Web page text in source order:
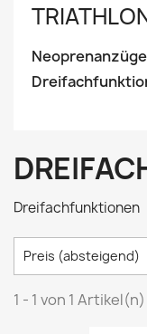
Neoprenanzüge
Dreifachfunktionen
Preis (absteigend)
1 - 1 von 1 Artikel(n)